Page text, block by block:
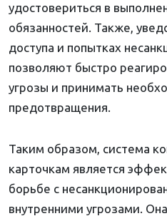
удостовериться в
обязанностей. Также,
доступа и попытках
позволяют быстро
угрозы и принимать
предотвращения.
Таким образом, система
карточкам является
борьбе с
внутренними угрозами.